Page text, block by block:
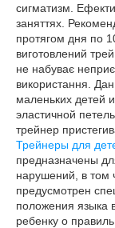
сигматизм.
заняттях.
протягом дня по
виготовлений
не набуває
використання.
маленьких детей
эластичной
трейнер
Трейнеры для
предназначены
нарушений, в том
предусмотрен
положения языка
ребенку о